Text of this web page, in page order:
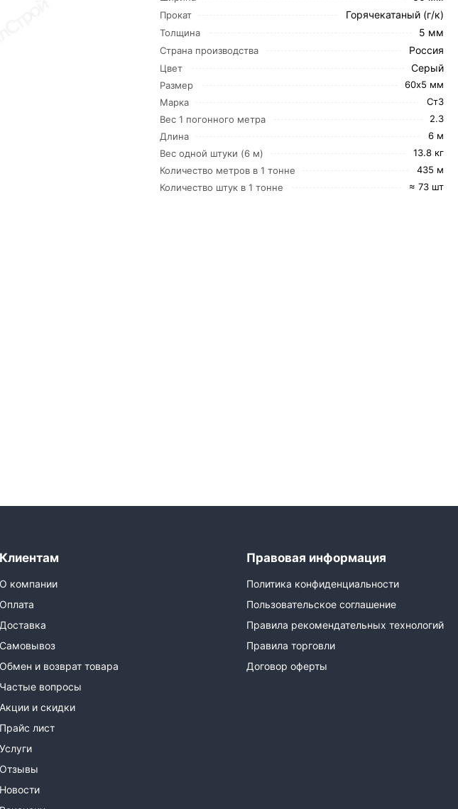
Прокат Горячекатаный (г/к)
Толщина 5 мм
Страна производства Россия
Цвет Серый
Размер
60х5 мм
Марка
Ст3
Вес 1 погонного метра
2.3
Длина
6 м
Вес одной штуки (6 м)
13.8 кг
Количество метров в 1 тонне
435 м
Количество штук в 1 тонне
≈ 73 шт
Клиентам
О компании
Оплата
Доставка
Самовывоз
Обмен и возврат товара
Частые вопросы
Акции и скидки
Прайс лист
Услуги
Отзывы
Новости
Правовая информация
Политика конфиденциальности
Пользовательское соглашение
Правила рекомендательных технологий
Правила торговли
Договор оферты